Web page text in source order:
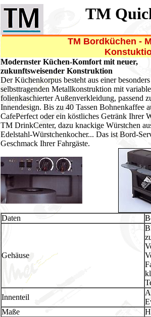
TM
TM Bordküchen -
Modernster Küchen-Komfort mit neuer,
zukunftsweisender Konstruktion
Der Küchenkorpus besteht aus einer
selbsttragenden Metallkonstruktion mit
folienkaschierter Außenverkleidung, passend
Innendesign. Bis zu 40 Tassen Bohnenkaffee
CafePerfect oder ein köstliches Getränk Ihrer
TM DrinkCenter, dazu knackige Würstchen
Edelstahl-Würstchenkocher... Das ist Bord-
Geschmack Ihrer Fahrgäste.
Daten
Gehäuse
Innenteil
Maße